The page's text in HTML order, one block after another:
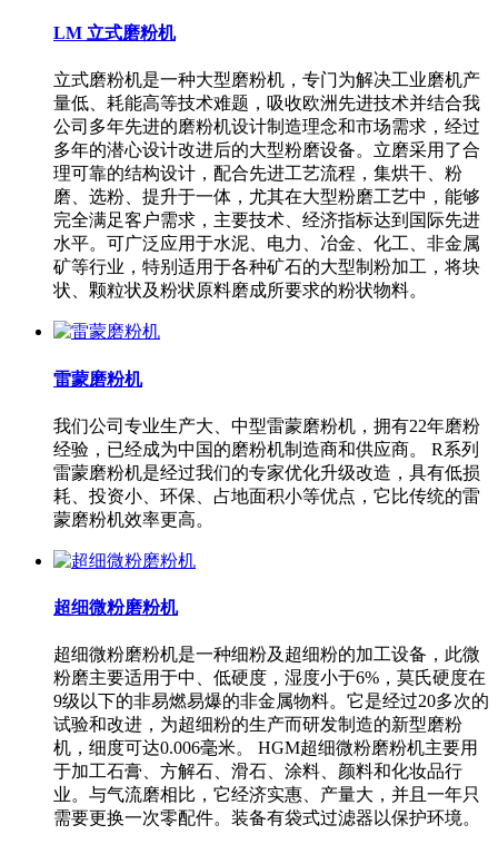
LM 立式磨粉机
立式磨粉机是一种大型磨粉机，专门为解决工业磨机产
量低、耗能高等技术难题，吸收欧洲先进技术并结合我
公司多年先进的磨粉机设计制造理念和市场需求，经过
多年的潜心设计改进后的大型粉磨设备。立磨采用了合
理可靠的结构设计，配合先进工艺流程，集烘干、粉
磨、选粉、提升于一体，尤其在大型粉磨工艺中，能够
完全满足客户需求，主要技术、经济指标达到国际先进
水平。可广泛应用于水泥、电力、冶金、化工、非金属
矿等行业，特别适用于各种矿石的大型制粉加工，将块
状、颗粒状及粉状原料磨成所要求的粉状物料。
雷蒙磨粉机
我们公司专业生产大、中型雷蒙磨粉机，拥有22年磨粉
经验，已经成为中国的磨粉机制造商和供应商。 R系列
雷蒙磨粉机是经过我们的专家优化升级改造，具有低损
耗、投资小、环保、占地面积小等优点，它比传统的雷
蒙磨粉机效率更高。
超细微粉磨粉机
超细微粉磨粉机是一种细粉及超细粉的加工设备，此微
粉磨主要适用于中、低硬度，湿度小于6%，莫氏硬度在
9级以下的非易燃易爆的非金属物料。它是经过20多次的
试验和改进，为超细粉的生产而研发制造的新型磨粉
机，细度可达0.006毫米。 HGM超细微粉磨粉机主要用
于加工石膏、方解石、滑石、涂料、颜料和化妆品行
业。与气流磨相比，它经济实惠、产量大，并且一年只
需要更换一次零配件。装备有袋式过滤器以保护环境。